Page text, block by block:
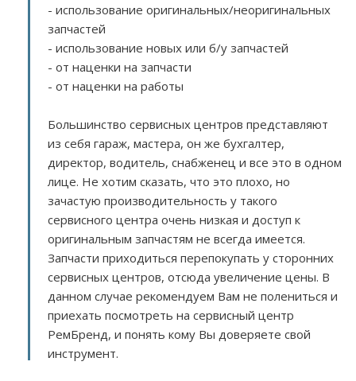
- использование оригинальных/неоригинальных
запчастей
- использование новых или б/у запчастей
- от наценки на запчасти
- от наценки на работы
Большинство сервисных центров представляют
из себя гараж, мастера, он же бухгалтер,
директор, водитель, снабженец и все это в одном
лице. Не хотим сказать, что это плохо, но
зачастую производительность у такого
сервисного центра очень низкая и доступ к
оригинальным запчастям не всегда имеется.
Запчасти приходиться перепокупать у сторонних
сервисных центров, отсюда увеличение цены. В
данном случае рекомендуем Вам не полениться и
приехать посмотреть на сервисный центр
РемБренд, и понять кому Вы доверяете свой
инструмент.